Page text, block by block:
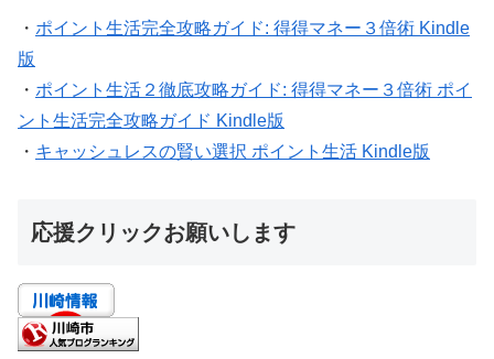
・ ポイント生活完全攻略ガイド: 得得マネー３倍術 Kindle
版
・ ポイント生活２徹底攻略ガイド: 得得マネー３倍術 ポイ
ント生活完全攻略ガイド Kindle版
・ キャッシュレスの賢い選択 ポイント生活 Kindle版
応援クリックお願いします